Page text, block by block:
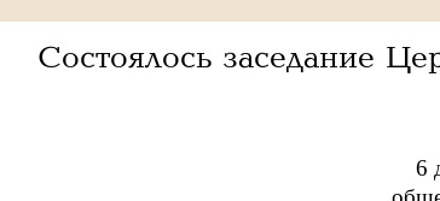
Состоялось заседание
6